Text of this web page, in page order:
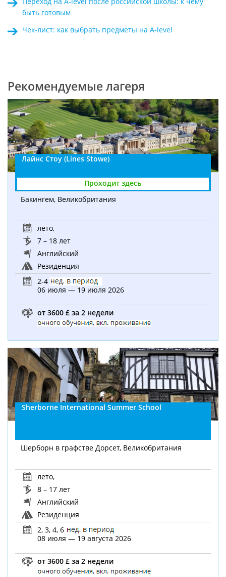
быть готовым
Чек-лист: как выбрать предметы на A-level
Рекомендуемые лагеря
Лайнс Стоу (Lines Stowe)
Бакингем, Великобритания
лето,
7 – 18 лет
Английский
Резиденция
2-4
06 июля — 19 июля 2026
от 3600 £ за 2 недели
Sherborne International Summer School
Шерборн в графстве Дорсет, Великобритания
лето,
8 – 17 лет
Английский
Резиденция
2, 3, 4, 6
08 июля — 19 августа 2026
от 3600 £ за 2 недели